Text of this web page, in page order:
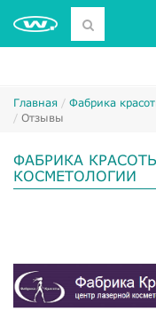
Главная
Фабрика
Отзывы
ФАБРИКА
КОСМЕТОЛОГИИ